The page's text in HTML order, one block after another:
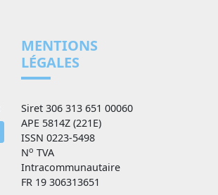
MENTIONS
LÉGALES
Siret 306 313 651 00060
APE 5814Z (221E)
ISSN 0223-5498
No TVA
Intracommunautaire
FR 19 306313651